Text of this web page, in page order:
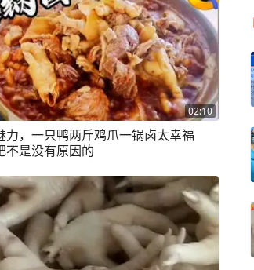
02:10
力，一只鸭两斤鸡爪一锅卤太幸福
不是没有原因的